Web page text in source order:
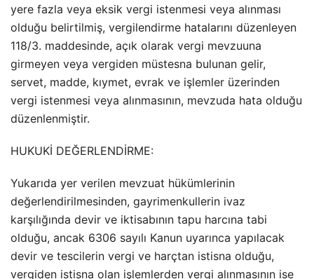
yere fazla veya eksik vergi istenmesi veya alınması
olduğu belirtilmiş, vergilendirme hatalarını düzenleyen
118/3. maddesinde, açık olarak vergi mevzuuna
girmeyen veya vergiden müstesna bulunan gelir,
servet, madde, kıymet, evrak ve işlemler üzerinden
vergi istenmesi veya alınmasının, mevzuda hata olduğu
düzenlenmiştir.
HUKUKİ DEĞERLENDİRME:
Yukarıda yer verilen mevzuat hükümlerinin
değerlendirilmesinden, gayrimenkullerin ivaz
karşılığında devir ve iktisabının tapu harcına tabi
olduğu, ancak 6306 sayılı Kanun uyarınca yapılacak
devir ve tescilerin vergi ve harçtan istisna olduğu,
vergiden istisna olan işlemlerden vergi alınmasının ise